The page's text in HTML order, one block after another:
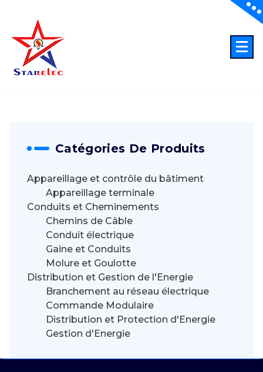
contenu
Catégories De Produits
Appareillage et contrôle du bâtiment
Appareillage terminale
Conduits et Cheminements
Chemins de Câble
Conduit électrique
Gaine et Conduits
Molure et Goulotte
Distribution et Gestion de l'Energie
Branchement au réseau électrique
Commande Modulaire
Distribution et Protection d'Energie
Gestion d'Energie